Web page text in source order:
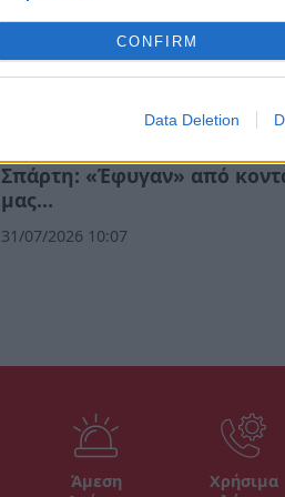
CONFIRM
Data Deletion
Σπάρτη: «Έφυγαν» από
μας…
31/07/2026 10:07
Άμεση
Χρήσιμα